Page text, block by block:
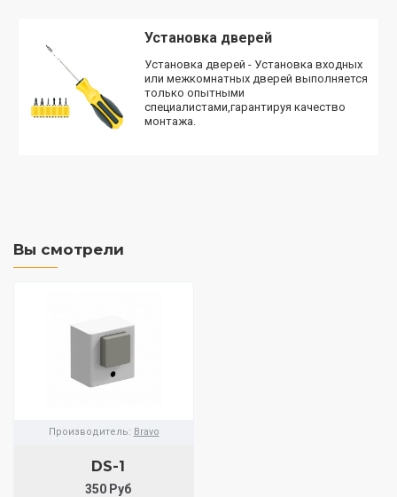
Установка дверей
Установка дверей - Установка входных
или межкомнатных дверей выполняется
только опытными
специалистами,гарантируя качество
монтажа.
Вы смотрели
Производитель: Bravo
DS-1
350 Руб